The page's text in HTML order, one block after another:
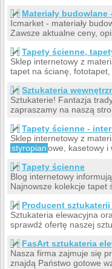
Materiały budowlane
Icmarket - materiały
Zawsze aktualne ceny,
Tapety ścienne,
Sklep internetowy z
tapet na ścianę,
Sztukateria
Sztukaterie! Fantazja
zapraszamy na naszą
Tapety ścienne -
Sklep internetowy z
styropianowe, kasetowy i
Tapety ścienne
Blog internetowy
Najnowsze kolekcje tapet
Producent
Sztukateria elewacyjna
sprawdź ofertę naszej
FasArt sztukateria
Nasza firma zajmuje się
znajdą Państwo gotowe